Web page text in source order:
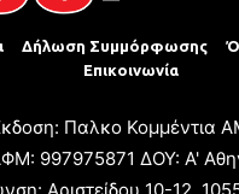
Δήλωση Συμμόρφωσης
Επικοινωνία
Παλκο Κομμέντια
997975871 ΔΟΥ: Α'